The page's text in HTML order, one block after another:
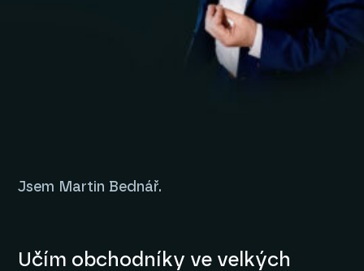
Jsem Martin Bednář.
Učím obchodníky ve velkých